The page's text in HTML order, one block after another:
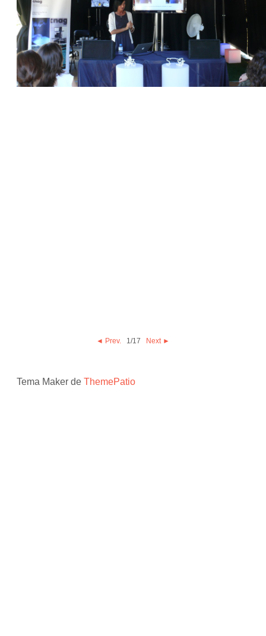
◄ Prev. 1/17 Next ►
Tema Maker deThemePatio